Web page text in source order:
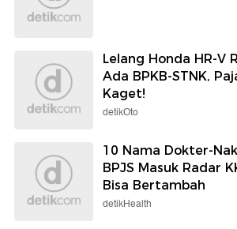
Lelang Honda HR-V
Ada BPKB-STNK,
Kaget!
detikOto
10 Nama Dokter-
BPJS Masuk Radar
Bisa Bertambah
detikHealth